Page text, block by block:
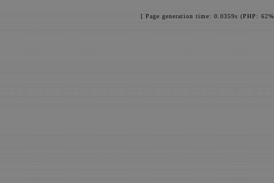
[ Page generation time: 0.0359s (PHP: